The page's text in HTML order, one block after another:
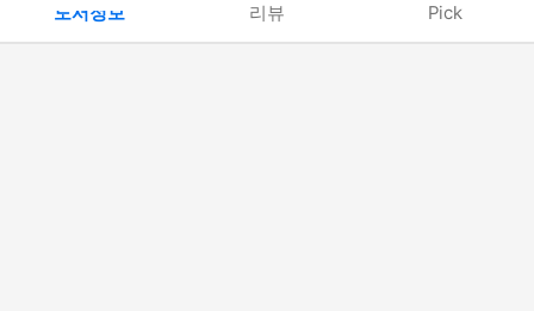
도서정보 리뷰 Pick